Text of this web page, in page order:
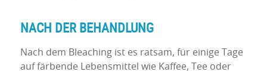
NACH DER BEHANDLUNG
Nach dem Bleaching ist es ratsam, für einige Tage
auf färbende Lebensmittel wie Kaffee, Tee oder